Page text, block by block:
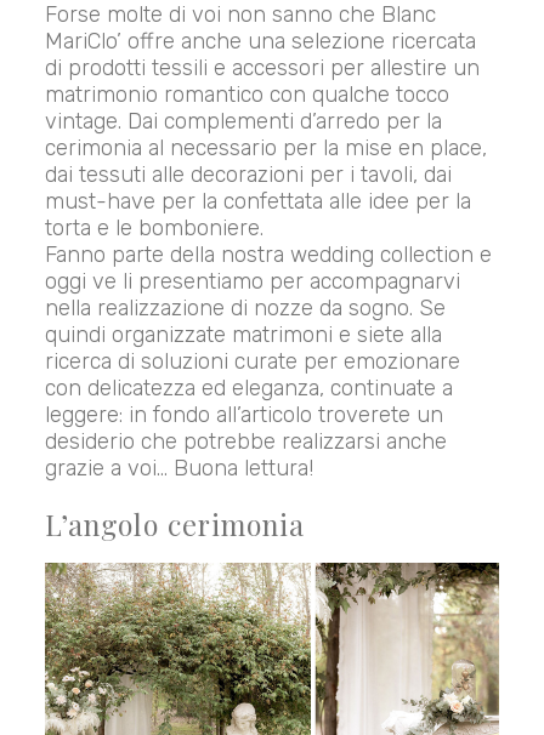
Forse molte di voi non sanno che Blanc
MariClo’ offre anche una selezione ricercata
di prodotti tessili e accessori per allestire un
matrimonio romantico con qualche tocco
vintage. Dai complementi d’arredo per la
cerimonia al necessario per la mise en place,
dai tessuti alle decorazioni per i tavoli, dai
must-have per la confettata alle idee per la
torta e le bomboniere.
Fanno parte della nostra wedding collection e
oggi ve li presentiamo per accompagnarvi
nella realizzazione di nozze da sogno. Se
quindi organizzate matrimoni e siete alla
ricerca di soluzioni curate per emozionare
con delicatezza ed eleganza, continuate a
leggere: in fondo all’articolo troverete un
desiderio che potrebbe realizzarsi anche
grazie a voi… Buona lettura!
L’angolo cerimonia